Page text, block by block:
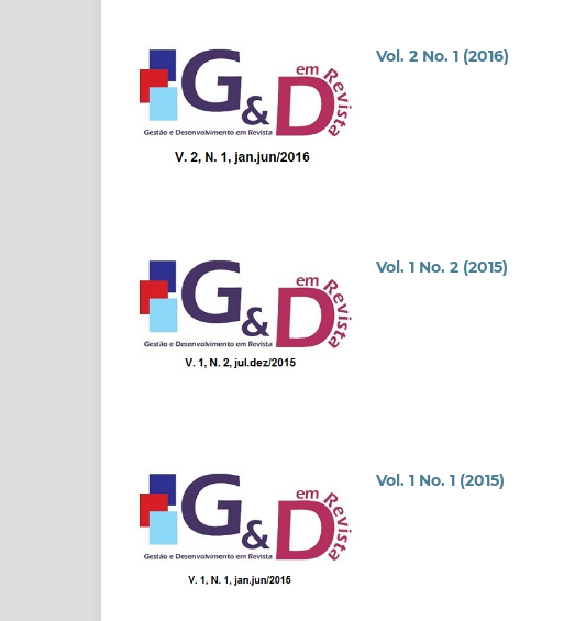
Vol. 2 No. 1 (2016)
Vol. 1 No. 2 (2015)
Vol. 1 No. 1 (2015)